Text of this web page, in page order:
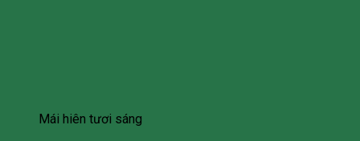
Mái hiên tươi sáng